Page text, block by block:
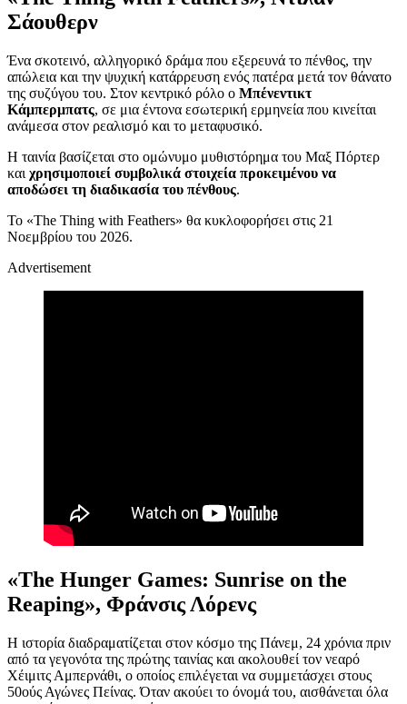
Σάουθερν
Ένα σκοτεινό, αλληγορικό δράμα που εξερευνά το πένθος, την
απώλεια και την ψυχική κατάρρευση ενός πατέρα μετά τον θάνατο
της συζύγου του. Στον κεντρικό ρόλο ο Μπένεντικτ
Κάμπερμπατς, σε μια έντονα εσωτερική ερμηνεία που κινείται
ανάμεσα στον ρεαλισμό και το μεταφυσικό.
Η ταινία βασίζεται στο ομώνυμο μυθιστόρημα του Μαξ Πόρτερ
και χρησιμοποιεί συμβολικά στοιχεία προκειμένου να
αποδώσει τη διαδικασία του πένθους.
Το «The Thing with Feathers» θα κυκλοφορήσει στις 21
Νοεμβρίου του 2026.
Advertisement
«The Hunger Games: Sunrise on the
Reaping», Φράνσις Λόρενς
Η ιστορία διαδραματίζεται στον κόσμο της Πάνεμ, 24 χρόνια πριν
από τα γεγονότα της πρώτης ταινίας και ακολουθεί τον νεαρό
Χέιμιτς Αμπερνάθι, ο οποίος επιλέγεται να συμμετάσχει στους
50ούς Αγώνες Πείνας. Όταν ακούει το όνομά του, αισθάνεται όλα